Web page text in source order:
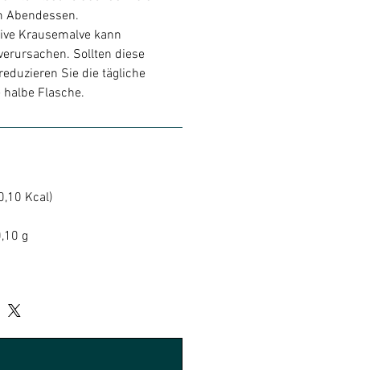
Abendessen.
Krausemalve kann
Sollten diese
Sie die tägliche
Flasche.
Kcal)
g